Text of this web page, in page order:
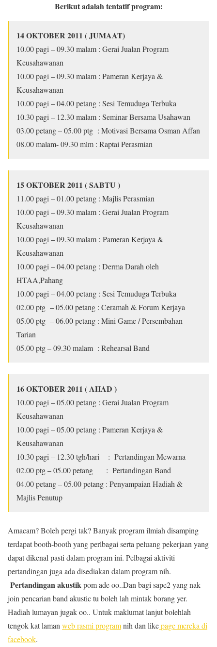
Berikut adalah tentatif program:
14 OKTOBER 2011 ( JUMAAT)
10.00 pagi – 09.30 malam : Gerai Jualan Program
Keusahawanan
10.00 pagi – 09.30 malam : Pameran Kerjaya &
Keusahawanan
10.00 pagi – 04.00 petang : Sesi Temuduga Terbuka
10.30 pagi – 12.30 malam : Seminar Bersama Usahawan
03.00 petang – 05.00 ptg : Motivasi Bersama Osman Affan
08.00 malam- 09.30 mlm : Raptai Perasmian
15 OKTOBER 2011 ( SABTU )
11.00 pagi – 01.00 petang : Majlis Perasmian
10.00 pagi – 09.30 malam : Gerai Jualan Program
Keusahawanan
10.00 pagi – 09.30 malam : Pameran Kerjaya &
Keusahawanan
10.00 pagi – 04.00 petang : Derma Darah oleh
HTAA,Pahang
10.00 pagi – 04.00 petang : Sesi Temuduga Terbuka
02.00 ptg – 05.00 petang : Ceramah & Forum Kerjaya
05.00 ptg – 06.00 petang : Mini Game / Persembahan
Tarian
05.00 ptg – 09.30 malam : Rehearsal Band
16 OKTOBER 2011 ( AHAD )
10.00 pagi – 05.00 petang : Gerai Jualan Program
Keusahawanan
10.00 pagi – 05.00 petang : Pameran Kerjaya &
Keusahawanan
10.30 pagi – 12.30 tgh/hari : Pertandingan Mewarna
02.00 ptg – 05.00 petang : Pertandingan Band
04.00 petang – 05.00 petang : Penyampaian Hadiah &
Majlis Penutup
Amacam? Boleh pergi tak? Banyak program ilmiah disamping
terdapat booth-booth yang perlbagai serta peluang pekerjaan yang
dapat dikenal pasti dalam program ini. Pelbagai aktiviti
pertandingan juga ada disediakan dalam program nih.
Pertandingan akustikpom ade oo..Dan bagi sape2 yang nak
join pencarian band akustic tu boleh lah mintak borang yer.
Hadiah lumayan jugak oo.. Untuk maklumat lanjut bolehlah
tengok kat laman web rasmi programnih dan likepage mereka di
facebook.